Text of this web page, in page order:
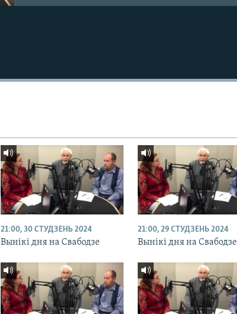
21:00, 30 СТУДЗЕНЬ 2024
Вынікі дня на Свабодзе
21:00, 29 СТУДЗЕНЬ 2024
Вынікі дня на Свабодзе